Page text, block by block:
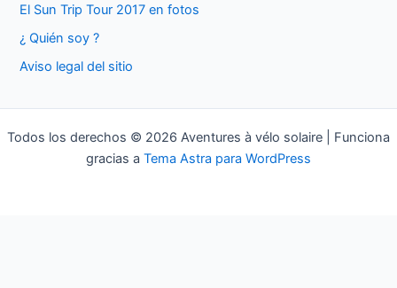
o
r
El Sun Trip Tour 2017 en fotos
¿ Quién soy ?
Aviso legal del sitio
Todos los derechos © 2026 Aventures à vélo solaire | Funciona
gracias a Tema Astra para WordPress